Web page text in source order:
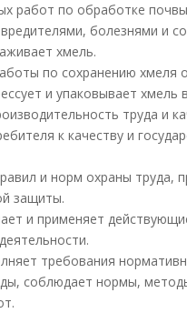
работ по обработке
болезнями и
хмель.
по сохранению хмеля
и упаковывает хмель
труда и
к качеству и
и норм охраны труда,
защиты.
и применяет
требования
соблюдает нормы,